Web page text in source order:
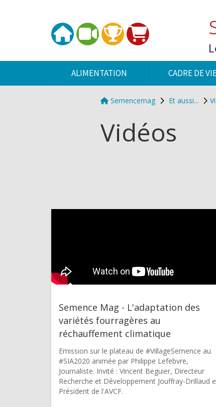
Semencemag Et aussi...
Vidéos
Semence Mag - L'adaptation des
variétés fourragères au
réchauffement climatique
Emission sur le plateau de #VillageSemence au
#SIA2020 animée par Philippe Lefebvre,
Journaliste. Invité : Vincent Beguier, Directeur
Recherche et Développement Jouffray-Drillaud
Président de l'AVCF.
ALIMENTATION CADRE DE